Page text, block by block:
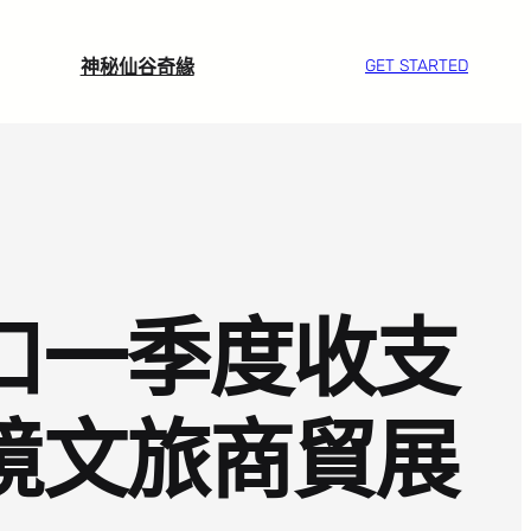
神秘仙谷奇緣 GET STARTED
一季度收支
文旅商貿展